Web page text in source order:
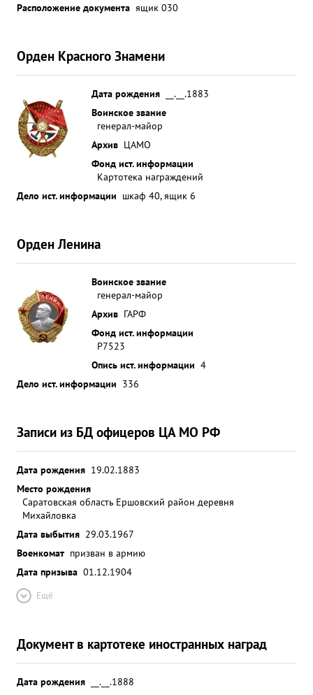
Расположение документа ящик 030
Орден Красного Знамени
Дата рождения
__.__.1883
Воинское звание
генерал-майор
Архив ЦАМО
Фонд ист. информации
Картотека награждений
Дело ист. информации шкаф 40, ящик 6
Орден Ленина
Воинское звание
генерал-майор
Архив ГАРФ
Фонд ист. информации
Р7523
Опись ист. информации 4
Дело ист. информации 336
Записи из БД офицеров ЦА МО РФ
Дата рождения 19.02.1883
Место рождения
Саратовская область Ершовский район деревня
Михайловка
Дата выбытия 29.03.1967
Военкомат призван в армию
Дата призыва 01.12.1904
Ещё
Документ в картотеке иностранных наград
Дата рождения
__.__.1888